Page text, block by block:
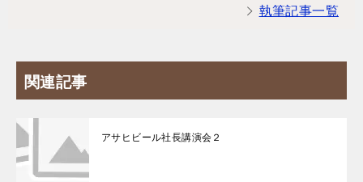
執筆記事一覧
関連記事
アサヒビール社長講演会２